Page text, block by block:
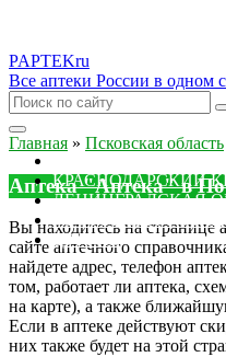
PAPTEKru
Все аптеки России в одном
КРАСНОДАРСКИЙ
ЛЕНИНГРАДСКАЯ
ДРУГИЕ
Главная » Псковская область
Аптека "Аптека" в
Вы находитесь на странице
сайте аптечного
найдете адрес, телефон
том, работает ли аптека,
на карте), а также
Если в аптеке действуют
них также будет на этой